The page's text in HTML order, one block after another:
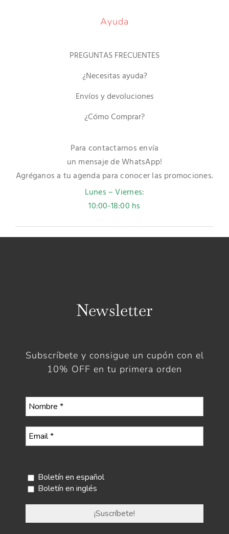
Ayuda
PREGUNTAS FRECUENTES
¿Necesitas ayuda?
Envíos y devoluciones
¿Cómo Comprar?
Para contactarnos envía
un mensaje de WhatsApp!
Agréganos a tu agenda para conocer las promociones.
Lunes – Viernes:
10:00-18:00 hs
Newsletter
Subscríbete y consigue un cupón con el
10% OFF en tu primera orden
Boletín en español
Boletín en inglés